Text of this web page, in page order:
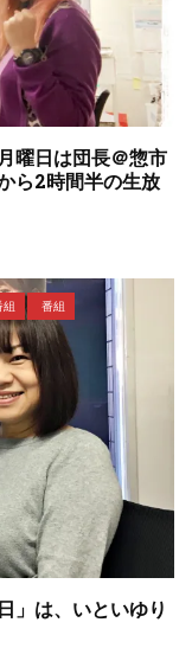
曜日は団長＠惣市
ら2時間半の生放
組 番組
」は、いといゆり